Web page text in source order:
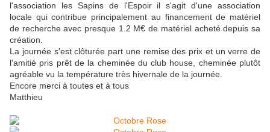
l'association les Sapins de l'Espoir il s'agit d'une association
locale qui contribue principalement au financement de matériel
de recherche avec presque 1.2 M€ de matériel acheté depuis sa
création.
La journée s'est clôturée part une remise des prix et un verre de
l'amitié pris prêt de la cheminée du club house, cheminée plutôt
agréable vu la température très hivernale de la journée.
Encore merci à toutes et à tous
Matthieu